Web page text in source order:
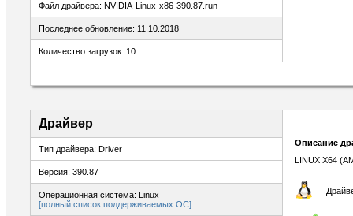
Файл драйвера: NVIDIA-Linux-x86-390.87.run
Последнее обновление: 11.10.2018
Количество загрузок: 10
Драйвер
Тип драйвера: Driver
Версия: 390.87
Операционная система: Linux
[полный список поддерживаемых ОС]
Описание
LINUX X64